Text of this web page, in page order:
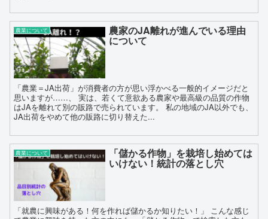
農業について 農家のJA離れが進んでいる理由
について
「農業＝JA出荷」が消費者の方が思い浮かべる一般的イメージだと
思いますが……、 実は、若くて意欲ある農家や最高級の品質の作物
はJAを離れて別の販路で売られています。 私の地域のJA以外でも、
JA出荷をやめて他の販路に切り替えた...
農業について 「儲かる作物」を栽培し始めては
いけない！統計の落とし穴
「就農に興味がある！何を作れば儲かるか知りたい！」 こんな感じ